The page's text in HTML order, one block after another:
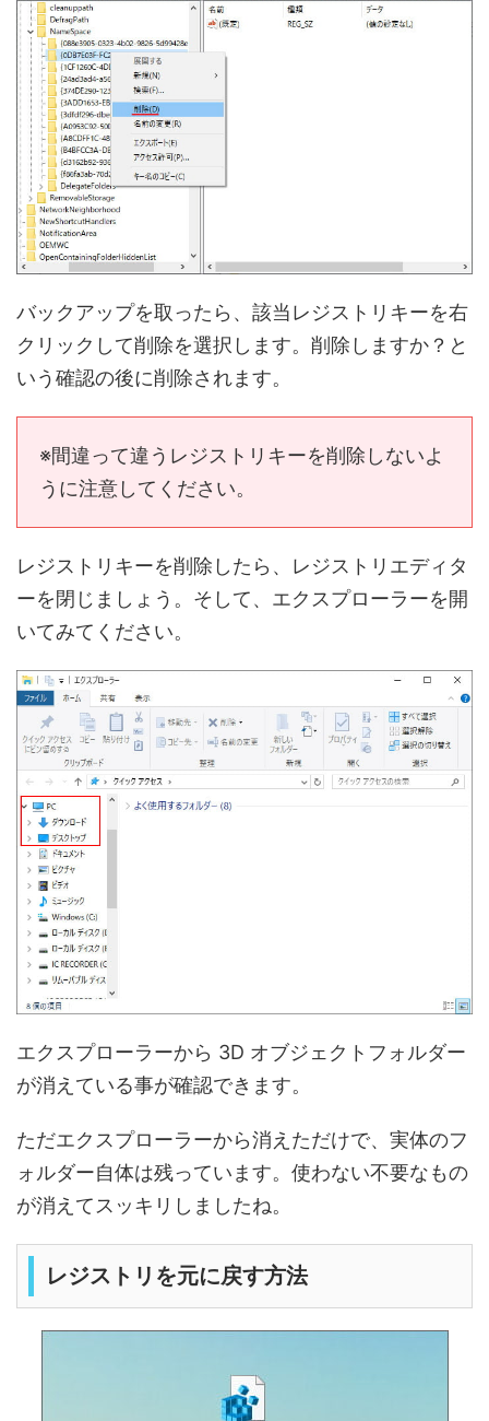
バックアップを取ったら、該当レジストリキーを右
クリックして削除を選択します。削除しますか？と
いう確認の後に削除されます。
※間違って違うレジストリキーを削除しないよ
うに注意してください。
レジストリキーを削除したら、レジストリエディタ
ーを閉じましょう。そして、エクスプローラーを開
いてみてください。
エクスプローラーから 3D オブジェクトフォルダー
が消えている事が確認できます。
ただエクスプローラーから消えただけで、実体のフ
ォルダー自体は残っています。使わない不要なもの
が消えてスッキリしましたね。
レジストリを元に戻す方法